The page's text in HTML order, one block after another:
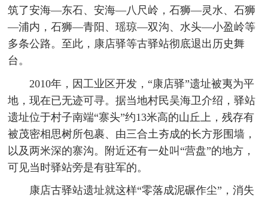
筑了安海—东石、安海—八尺岭，石狮—灵水、石狮
—浦内，石狮—青阳、瑶琼—双沟、水头—小盈岭等
多条公路。至此，康店驿等古驿站彻底退出历史舞
台。
2010年，因工业区开发，“康店驿”遗址被夷为平
地，现在已无迹可寻。据当地村民吴海卫介绍，驿站
遗址位于村子南端“寨头”约13米高的山丘上，残存有
被茂密相思树所包裹、由三合土夯成的长方形围墙，
以及两米深的寨沟。附近还有一处叫“营盘”的地方，
可见当时驿站旁是有驻军的。
康店古驿站遗址就这样“零落成泥碾作尘”，消失